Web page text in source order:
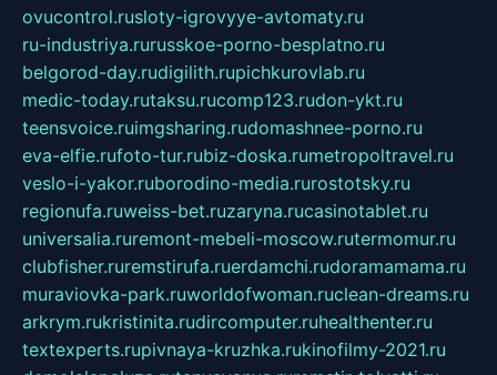
ovucontrol.rusloty-igrovyye-avtomaty.ru
ru-industriya.rurusskoe-porno-besplatno.ru
belgorod-day.rudigilith.rupichkurovlab.ru
medic-today.rutaksu.rucomp123.rudon-ykt.ru
teensvoice.ruimgsharing.rudomashnee-porno.ru
eva-elfie.rufoto-tur.rubiz-doska.rumetropoltravel.ru
veslo-i-yakor.ruborodino-media.rurostotsky.ru
regionufa.ruweiss-bet.ruzaryna.rucasinotablet.ru
universalia.ruremont-mebeli-moscow.rutermomur.ru
clubfisher.ruremstirufa.ruerdamchi.rudoramamama.ru
muraviovka-park.ruworldofwoman.ruclean-dreams.ru
arkrym.rukristinita.rudircomputer.ruhealthenter.ru
textexperts.rupivnaya-kruzhka.rukinofilmy-2021.ru